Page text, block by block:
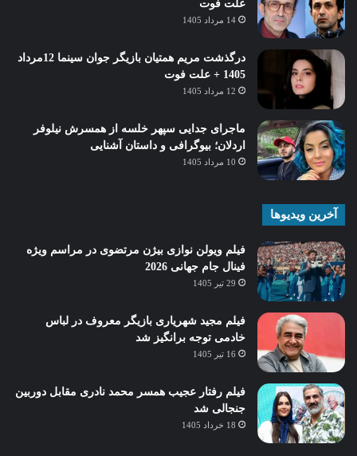
علت فوت
14 مرداد 1405
درگذشت مریم همتیان بازیگر جوان سینما 12مرداد
1405 + علت فوت
12 مرداد 1405
ماجرای جدایی سپهر خلسه از همسرش نیلوفر
اردلان؛ بیوگرافی و داستان آشنایی
10 مرداد 1405
آخرین ویدیوها
فیلم ویولن نوازی بیژن مرتضوی در مراسم ویژه
فینال جام جهانی 2026
29 تیر 1405
فیلم مجید شهریاری بازیگر معروف در لباس
خادمی توجه برانگیز شد
16 تیر 1405
فیلم رفتار عجیب همسر محمد نادری مقابل دوربین
جنجالی شد
18 خرداد 1405